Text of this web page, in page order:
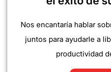
Nos encantaría hablar
juntos para ayudarle a
productividad